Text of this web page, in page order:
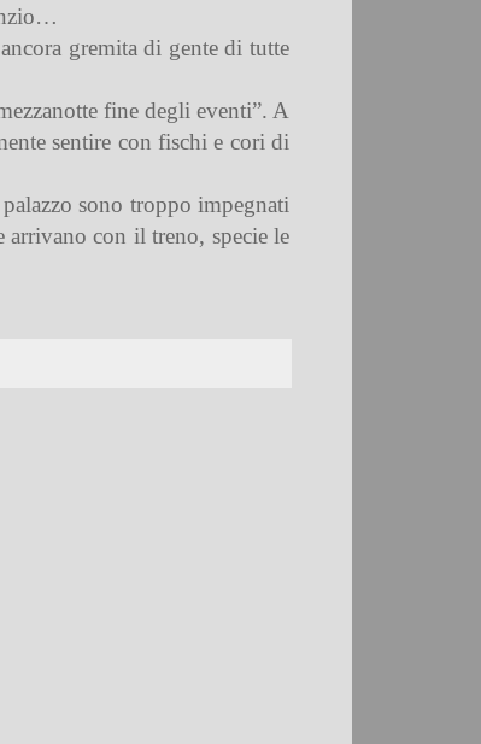
gremita di gente di tutte
fine degli eventi”. A
sentire con fischi e cori di
sono troppo impegnati
arrivano con il treno, specie le